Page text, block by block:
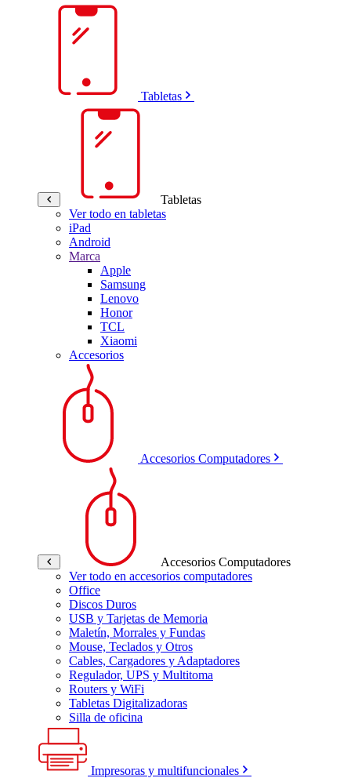
Tabletas
Tabletas
Ver todo en tabletas
iPad
Android
Marca
Apple
Samsung
Lenovo
Honor
TCL
Xiaomi
Accesorios
Accesorios Computadores
Accesorios Computadores
Ver todo en accesorios computadores
Office
Discos Duros
USB y Tarjetas de Memoria
Maletín, Morrales y Fundas
Mouse, Teclados y Otros
Cables, Cargadores y Adaptadores
Regulador, UPS y Multitoma
Routers y WiFi
Tabletas Digitalizadoras
Silla de oficina
Impresoras y multifuncionales